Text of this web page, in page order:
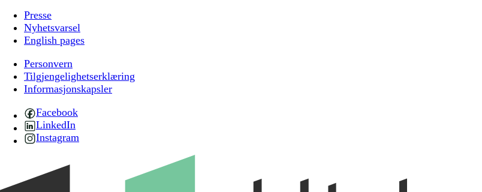
Presse
Nyhetsvarsel
English pages
Personvern
Tilgjengelighetserklæring
Informasjonskapsler
Facebook
LinkedIn
Instagram